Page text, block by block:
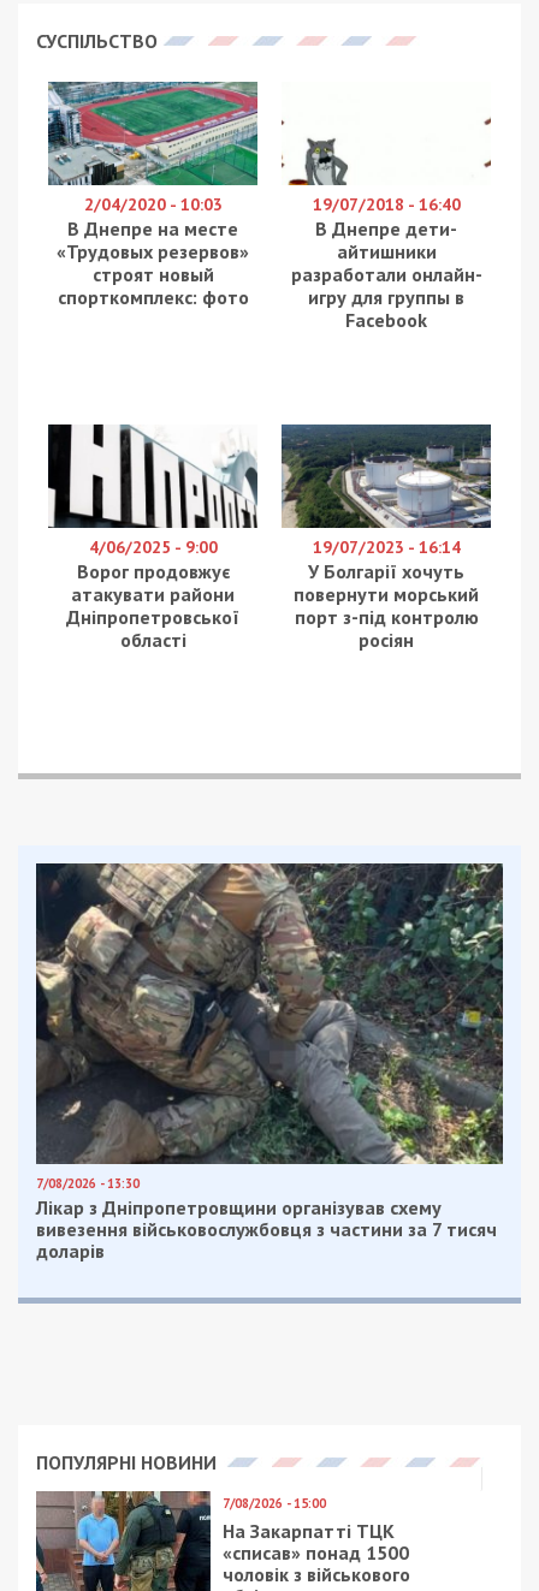
сообщает «Днепр Оперативный».
По данным свидетелей, автомобиль Ford Transit
и Mitsubishi Pajero двигались по улице Гаванской
в сторону Самарского моста по правой полосе.
Когда водитель Ford пошел на обгон, человек за
рулем Mitsubishi сделал резкий поворот руля
влево. В этот момент случилось столкновение,
приведшее к тяжелым травмам у 27-летней
пассажирки Ford Transit.
Женщину забрали в больницу №6 с диагнозами
перелом левого бедра и закрытая черепно-
пострадали 4 человека
ДТП
в Днепре: микроавтобус влетел в
остановку (фото, видео)
Facebook
Telegram
Twitter
WhatsApp
ViberEmail
Категории:Суспільство| Метки:Дтп,
происшествия
Рекламні блоки дають нам змогу
залишатися незалежними ЗМІ, а вам -
отримувати найсвіжіші новини під ними.
Приєднуйтесь також до 49000 в Google News. Слідкуйте
за останніми новинами!
Приєднатися
Предыдущая статья:
В Минздраве признали катастрофическое
положение с распространением рака в
Украине